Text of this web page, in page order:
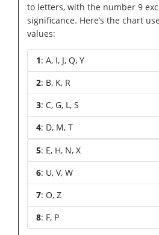
to letters, with the number 9
significance. Here’s the chart
values:
1: A, I, J, Q, Y
2: B, K, R
3: C, G, L, S
4: D, M, T
5: E, H, N, X
6: U, V, W
7: O, Z
8: F, P